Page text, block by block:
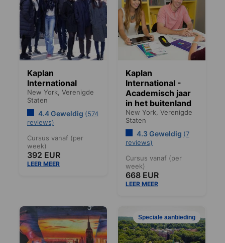
Kaplan
International
New York, Verenigde
Staten
4.4 Geweldig (574
reviews)
Cursus vanaf (per
week)
392 EUR
LEER MEER
Kaplan
International -
Academisch jaar
in het buitenland
New York, Verenigde
Staten
4.3 Geweldig (7
reviews)
Cursus vanaf (per
week)
668 EUR
LEER MEER
Speciale aanbieding